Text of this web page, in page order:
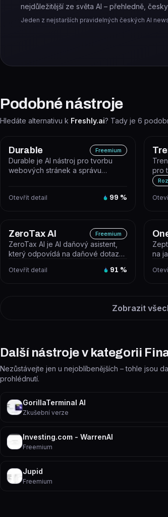
nejdůležitější ze světa AI – přehledně,
Jeden z nejstarších pravidelných českých AI
Podobné nástroje
Hledáte alternativu k Freshly.ai? Tady je 6
Durable Freemium
Durable je AI nástroj pro tvorbu
webových stránek a správu
Otevřít detail 99 %
pro
ZeroTax Al Freemium
ZeroTax AI je AI daňový asistent,
který odpovídá na daňové dotazy
Otevřít detail 91 %
na
Zobrazit
Další nástroje v kategorii
Nezůstávejte jen u nejoblíbenějších – tohle jsou
prohlédnutí.
GorillaTerminal AI
Zkušební verze
Investing.com - WarrenAI
Freemium
Jupid
Freemium